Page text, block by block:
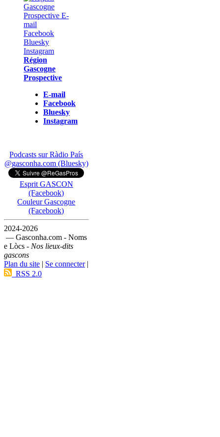
Région
Gascogne
Prospective
E-mail
Facebook
Bluesky
Instagram
Podcasts sur Ràdio País
@gasconha.com (Bluesky)
Esprit GASCON
(Facebook)
Couleur Gascogne
(Facebook)
2024-2026
— Gasconha.com - Noms
e Lòcs - Nos lieux-dits
gascons
Plan du site | Se connecter|
RSS 2.0